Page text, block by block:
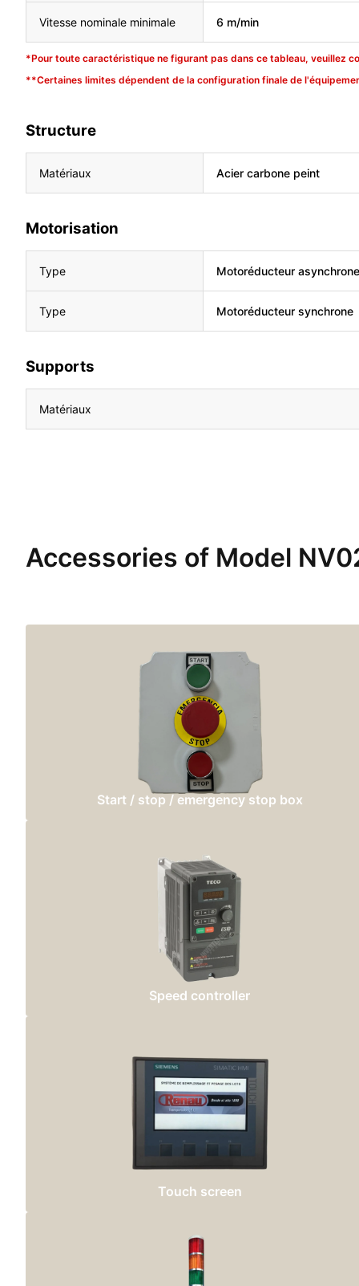
Vitesse nominale minimale 6 m/min
*Pour toute caractéristique ne figurant pas dans ce tableau, veuillez
**Certaines limites dépendent de la configuration finale de
Structure
Matériaux Acier carbone peint
Motorisation
Type Motoréducteur asynchrone
Type Motoréducteur synchrone
Supports
Matériaux
Accessories of Model
Start / stop / emergency stop box
Speed controller
Touch screen